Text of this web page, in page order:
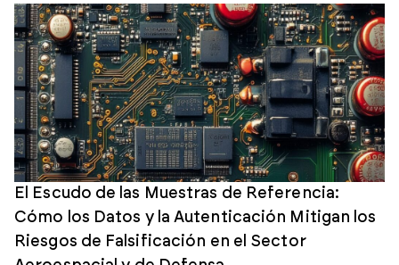
El Escudo de las Muestras de Referencia:
Cómo los Datos y la Autenticación Mitigan los
Riesgos de Falsificación en el Sector